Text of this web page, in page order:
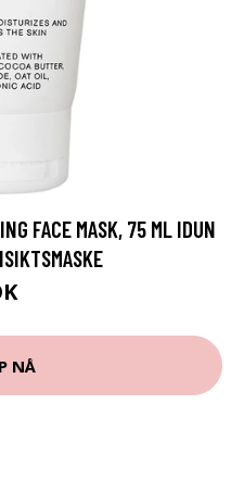
FACE MASK, 75 ML IDUN
NÅ